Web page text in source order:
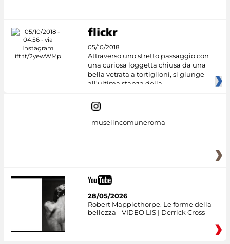
05/10/2018
Attraverso uno stretto passaggio con
una curiosa loggetta chiusa da una
bella vetrata a tortiglioni, si giunge
all'ultima stanza della
museiincomuneroma
28/05/2026
Robert Mapplethorpe. Le forme della
bellezza - VIDEO LIS | Derrick Cross